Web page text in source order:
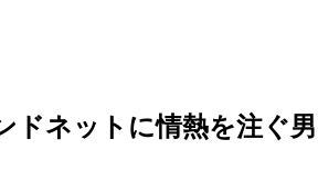
ドネットに情熱を注ぐ